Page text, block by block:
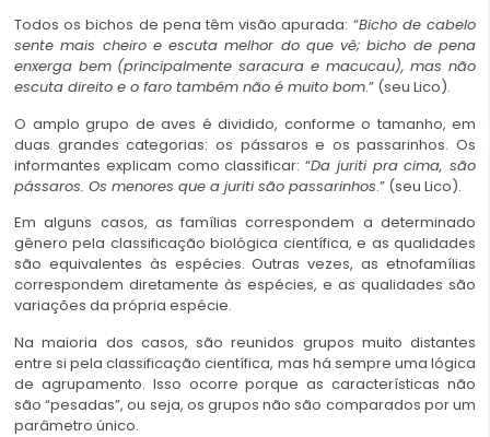
Todos os bichos de pena têm visão apurada: “Bicho de cabelo
sente mais cheiro e escuta melhor do que vê; bicho de pena
enxerga bem (principalmente saracura e macucau), mas não
escuta direito e o faro também não é muito bom.” (seu Lico).
O amplo grupo de aves é dividido, conforme o tamanho, em
duas grandes categorias: os pássaros e os passarinhos. Os
informantes explicam como classificar: “Da juriti pra cima, são
pássaros. Os menores que a juriti são passarinhos.” (seu Lico).
Em alguns casos, as famílias correspondem a determinado
gênero pela classificação biológica científica, e as qualidades
são equivalentes às espécies. Outras vezes, as etnofamílias
correspondem diretamente às espécies, e as qualidades são
variações da própria espécie.
Na maioria dos casos, são reunidos grupos muito distantes
entre si pela classificação científica, mas há sempre uma lógica
de agrupamento. Isso ocorre porque as características não
são “pesadas”, ou seja, os grupos não são comparados por um
parâmetro único.